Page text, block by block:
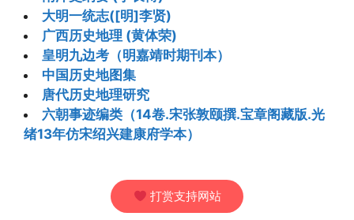
大明一统志([明]李贤)
广西历史地理 (黄体荣)
皇明九边考（明嘉靖时期刊本）
中国历史地图集
唐代历史地理研究
六朝事迹编类（14卷.宋张敦颐撰.宝章阁藏版.光
绪13年仿宋绍兴建康府学本）
打赏支持网站